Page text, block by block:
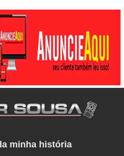
minha história